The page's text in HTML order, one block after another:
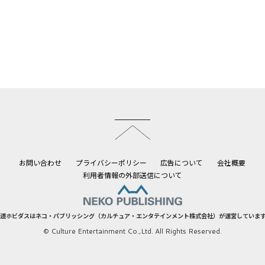
お問い合わせ プライバシーポリシー 広告について
会社概要
利用者情報の外部送信について
ホビダスはネコ・パブリッシング（カルチュア・エンタテインメント株式会社）が運営していま
© Culture Entertainment Co.,Ltd. All Rights Reserved.